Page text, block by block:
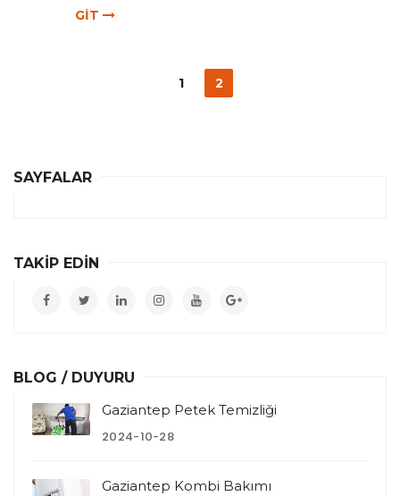
GİT
1 2
SAYFALAR
TAKİP EDİN
BLOG / DUYURU
Gaziantep Petek Temizliği
2024-10-28
Gaziantep Kombi Bakımı